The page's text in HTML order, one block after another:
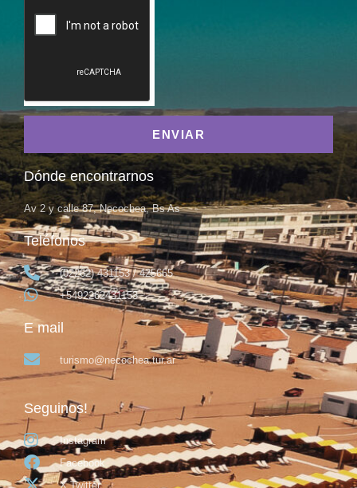
ENVIAR
Dónde encontrarnos
Av 2 y calle 87, Necochea, Bs As
Teléfonos
(02262) 431153 / 425665
+5492262431153
E mail
turismo@necochea.tur.ar
Seguinos!
Instagram
Facebook
X Twitter